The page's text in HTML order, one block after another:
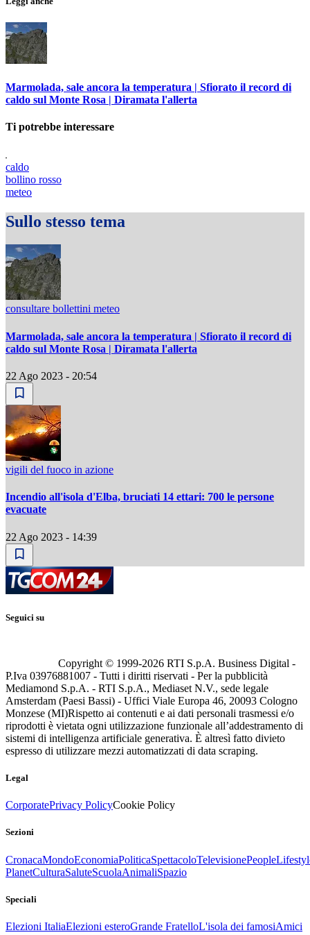
Marmolada, sale ancora la temperatura | Sfiorato il record di
caldo sul Monte Rosa | Diramata l'allerta
Ti potrebbe interessare
caldo
bollino rosso
meteo
Sullo stesso tema
consultare bollettini meteo
Marmolada, sale ancora la temperatura | Sfiorato il record di
caldo sul Monte Rosa | Diramata l'allerta
22 Ago 2023 - 20:54
vigili del fuoco in azione
Incendio all'isola d'Elba, bruciati 14 ettari: 700 le persone
evacuate
22 Ago 2023 - 14:39
Seguici su
Copyright © 1999-2026 RTI S.p.A. Business Digital -
P.Iva 03976881007 - Tutti i diritti riservati - Per la pubblicità
Mediamond S.p.A. - RTI S.p.A., Mediaset N.V., sede legale
Amsterdam (Paesi Bassi) - Uffici Viale Europa 46, 20093 Cologno
Monzese (MI)Rispetto ai contenuti e ai dati personali trasmessi e/o
riprodotti è vietata ogni utilizzazione funzionale all’addestramento di
sistemi di intelligenza artificiale generativa. È altresì fatto divieto
espresso di utilizzare mezzi automatizzati di data scraping.
Legal
CorporatePrivacy PolicyCookie Policy
Sezioni
CronacaMondoEconomiaPoliticaSpettacoloTelevisionePeople
PlanetCulturaSaluteScuolaAnimaliSpazio
Speciali
Elezioni ItaliaElezioni esteroGrande FratelloL'isola dei famosiAmici